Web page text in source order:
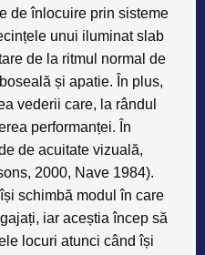
de înlocuire prin sisteme
unui iluminat slab
de la ritmul normal de
și apatie. În plus,
vederii care, la rândul
performanței. În
de acuitate vizuală,
2000, Nave 1984).
schimbă modul în care
iar aceștia încep să
locuri atunci când își